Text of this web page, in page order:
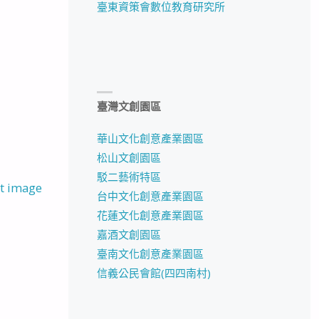
image
臺東資策會數位教育研究所
臺灣文創園區
華山文化創意產業園區
松山文創園區
駁二藝術特區
台中文化創意產業園區
花蓮文化創意產業園區
嘉酒文創園區
臺南文化創意產業園區
信義公民會館(四四南村)